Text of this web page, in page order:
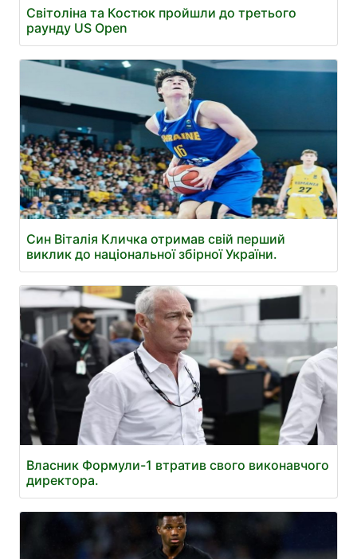
Світоліна та Костюк пройшли до третього
раунду US Open
Син Віталія Кличка отримав свій перший
виклик до національної збірної України.
Власник Формули-1 втратив свого виконавчого
директора.